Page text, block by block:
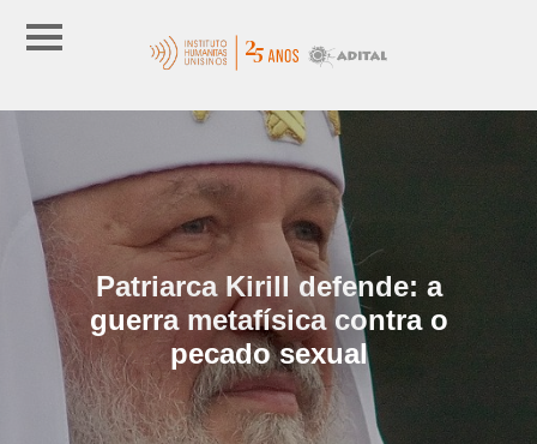
Patriarca Kirill defende: a
guerra metafísica contra o
pecado sexual